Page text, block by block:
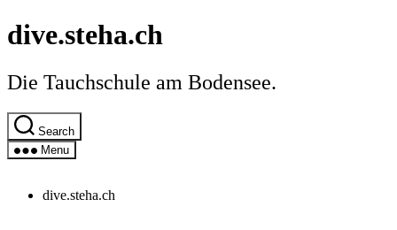
Skip
to
content
dive.steha.ch
Die Tauchschule am Bodensee.
Search
Menu
dive.steha.ch